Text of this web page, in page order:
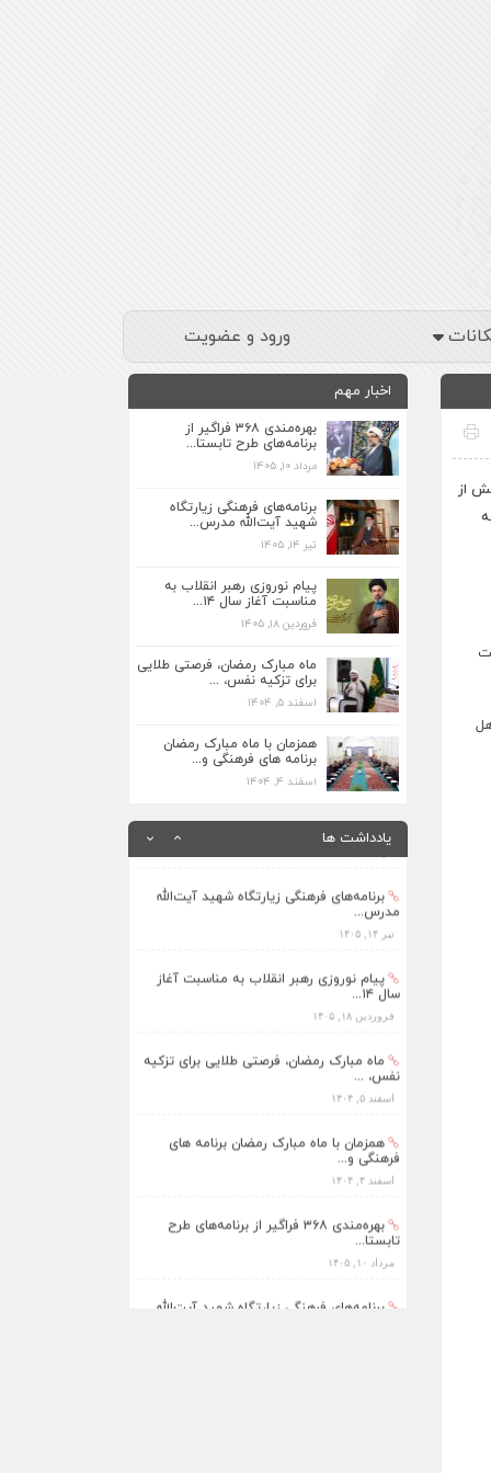
ورود و عضویت
از
آیت
اخبار مهم
بهره‌مندی ۳۶۸ فراگیر از
برنامه‌های طرح تابستا...
مرداد ۱۰, ۱۴۰۵
برنامه‌های فرهنگی زیارتگاه
شهید آیت‌الله مدرس...
تیر ۱۴, ۱۴۰۵
پیام نوروزی رهبر انقلاب به
مناسبت آغاز سال ۱۴...
فروردین ۱۸, ۱۴۰۵
ماه مبارک رمضان، فرصتی طلایی
برای تزکیه نفس، ...
اسفند ۵, ۱۴۰۴
همزمان با ماه مبارک رمضان
برنامه های فرهنگی و...
اسفند ۴, ۱۴۰۴
یادداشت ها
برنامه‌های فرهنگی زیارتگاه شهید آیت‌الله
تیر ۱۴, ۱۴۰۵
پیام نوروزی رهبر انقلاب به مناسبت آغاز
فروردین ۱۸, ۱۴۰۵
ماه مبارک رمضان، فرصتی طلایی برای تزکیه
نفس، ...
اسفند ۵, ۱۴۰۴
فرهنگی و...
اسفند ۴, ۱۴۰۴
تابستا...
مرداد ۱۰, ۱۴۰۵
برنامه‌های فرهنگی زیارتگاه شهید آیت‌الله
مدرس...
تیر ۱۴, ۱۴۰۵
سال ۱۴...
فروردین ۱۸, ۱۴۰۵
نفس، ...
اسفند ۵, ۱۴۰۴
فرهنگی و...
اسفند ۴, ۱۴۰۴
بهره‌مندی ۳۶۸ فراگیر از برنامه‌های طرح
تابستا...
مرداد ۱۰, ۱۴۰۵
برنامه‌های فرهنگی زیارتگاه شهید آیت‌الله
مدرس...